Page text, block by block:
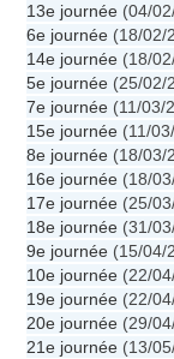
13e journée (04/
6e journée (18/02/
14e journée (18/
5e journée (25/02/
7e journée (11/03/
15e journée (11/
8e journée (18/03/
16e journée (18/
17e journée (25/
18e journée (31/
9e journée (15/04/
10e journée (22/
19e journée (22/
20e journée (29/
21e journée (13/